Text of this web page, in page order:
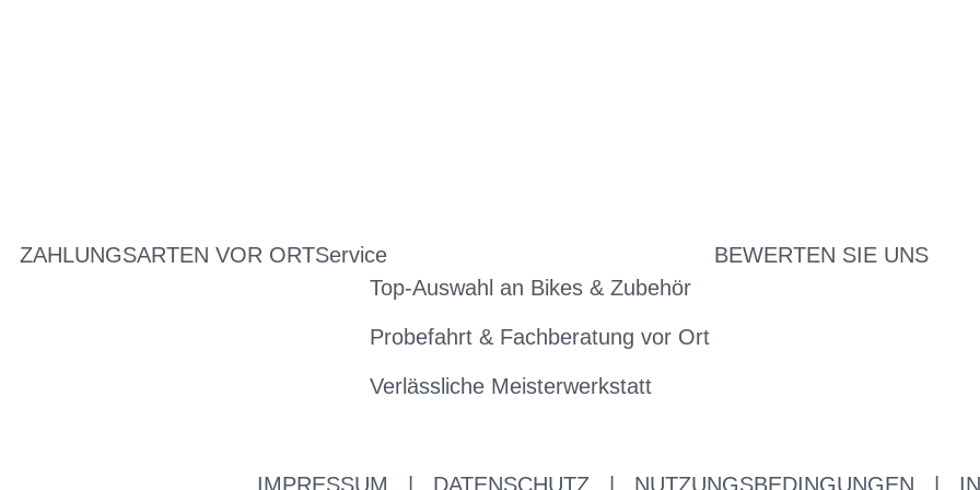
ZAHLUNGSARTEN VOR ORTService
Top-Auswahl an Bikes & Zubehör
Probefahrt & Fachberatung vor Ort
Verlässliche Meisterwerkstatt
BEWERTEN SIE UNS
IMPRESSUM DATENSCHUTZ NUTZUNGSBEDINGUNGEN